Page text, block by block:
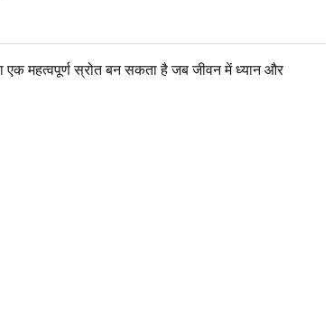
एक महत्वपूर्ण स्रोत बन सकता है जब जीवन में ध्यान और